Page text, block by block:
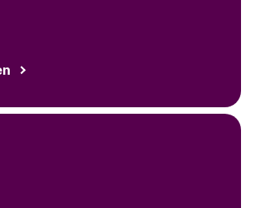
effizienten Prozess. In diesem
Parken wissen müssen, und wie Sie